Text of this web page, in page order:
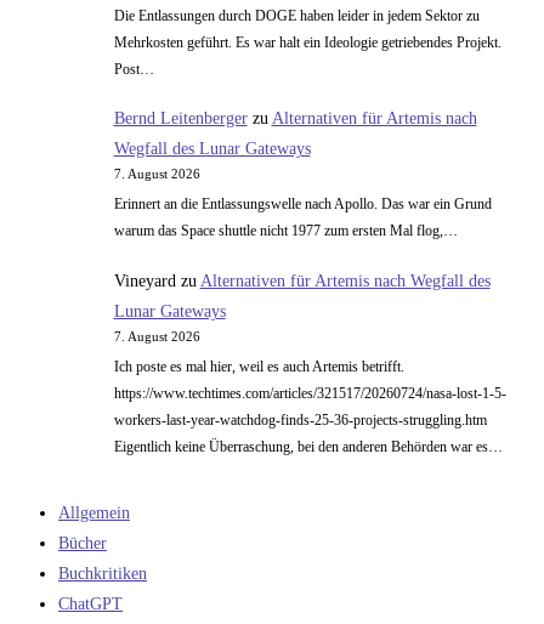
Die Entlassungen durch DOGE haben leider in jedem Sektor zu
Mehrkosten geführt. Es war halt ein Ideologie getriebendes Projekt.
Post…
Bernd Leitenbergerzu Alternativen für Artemis nach
Wegfall des Lunar Gateways
7. August 2026
Erinnert an die Entlassungswelle nach Apollo. Das war ein Grund
warum das Space shuttle nicht 1977 zum ersten Mal flog,…
Vineyard zu Alternativen für Artemis nach Wegfall des
Lunar Gateways
7. August 2026
Ich poste es mal hier, weil es auch Artemis betrifft.
https://www.techtimes.com/articles/321517/20260724/nasa-lost-1-5-
workers-last-year-watchdog-finds-25-36-projects-struggling.htm
Eigentlich keine Überraschung, bei den anderen Behörden war es…
Allgemein
Bücher
Buchkritiken
ChatGPT